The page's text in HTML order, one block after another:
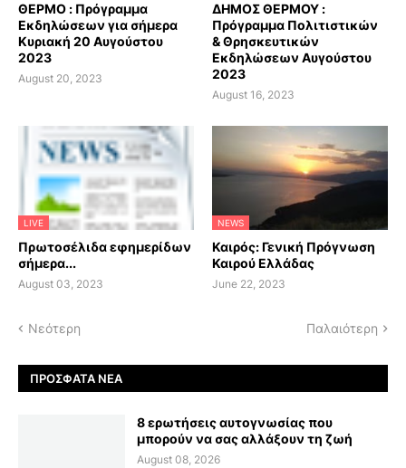
ΘΕΡΜΟ : Πρόγραμμα
Εκδηλώσεων για σήμερα
Κυριακή 20 Αυγούστου
2023
August 20, 2023
ΔΗΜΟΣ ΘΕΡΜΟΥ :
Πρόγραμμα Πολιτιστικών
& Θρησκευτικών
Εκδηλώσεων Αυγούστου
2023
August 16, 2023
LIVE
Πρωτοσέλιδα εφημερίδων
σήμερα...
August 03, 2023
NEWS
Καιρός: Γενική Πρόγνωση
Καιρού Ελλάδας
June 22, 2023
Νεότερη Παλαιότερη
ΠΡΌΣΦΑΤΑ ΝΈΑ
8 ερωτήσεις αυτογνωσίας που
μπορούν να σας αλλάξουν τη ζωή
August 08, 2026